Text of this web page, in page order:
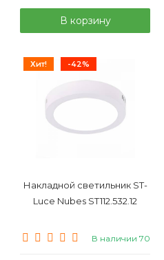
В корзину
Хит! -42%
Накладной светильник ST-
Luce Nubes ST112.532.12
В наличии 70